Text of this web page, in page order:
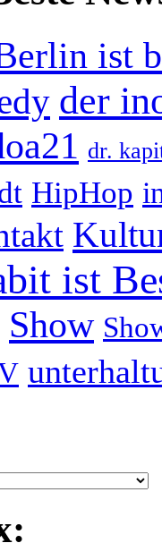
ist
der
dr.
HipHop
ist
Show